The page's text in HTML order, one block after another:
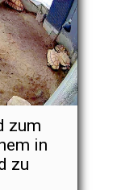
zum
in
zu